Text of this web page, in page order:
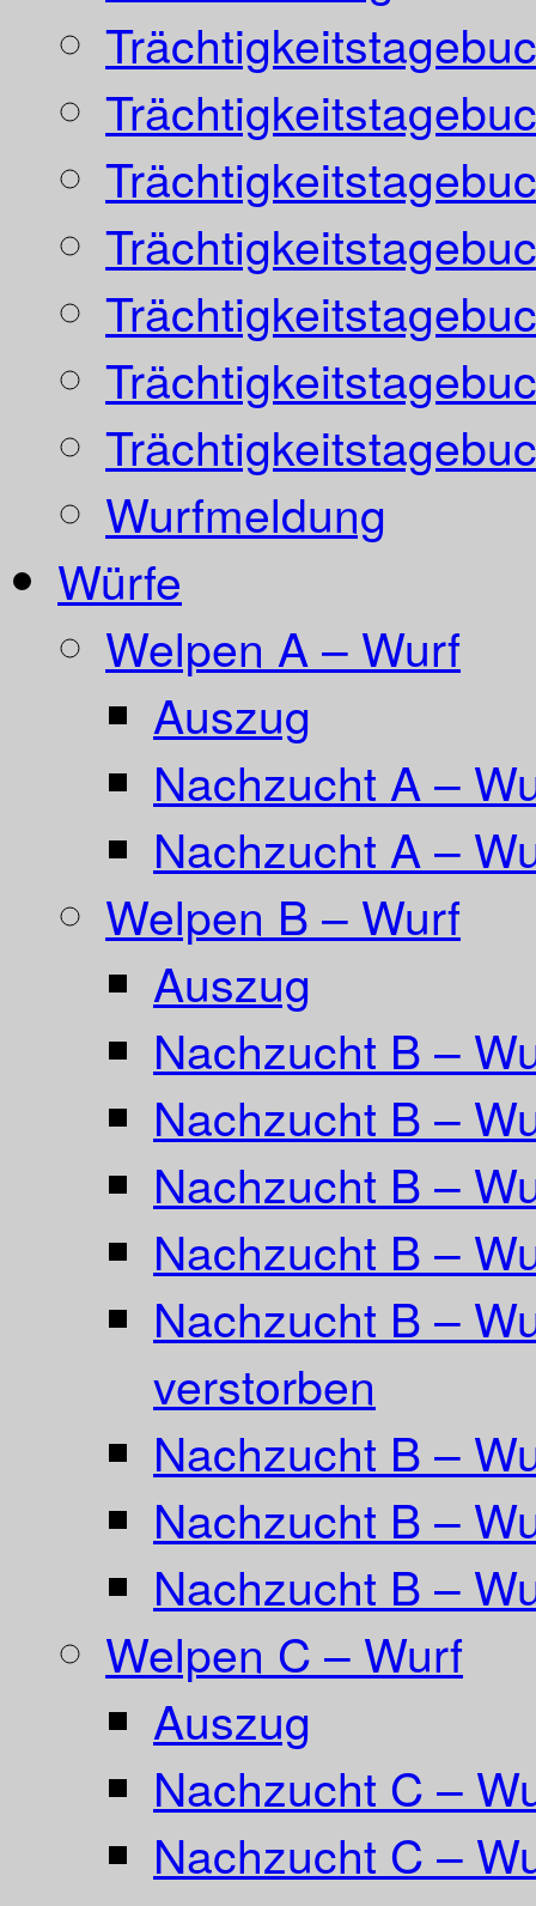
Wurfmeldung
Würfe
Welpen A – Wurf
Auszug
Nachzucht A –
Nachzucht A –
Welpen B – Wurf
Auszug
Nachzucht B –
Nachzucht B –
Nachzucht B –
Nachzucht B –
Nachzucht B –
verstorben
Nachzucht B –
Nachzucht B –
Nachzucht B –
Welpen C – Wurf
Auszug
Nachzucht C –
Nachzucht C –